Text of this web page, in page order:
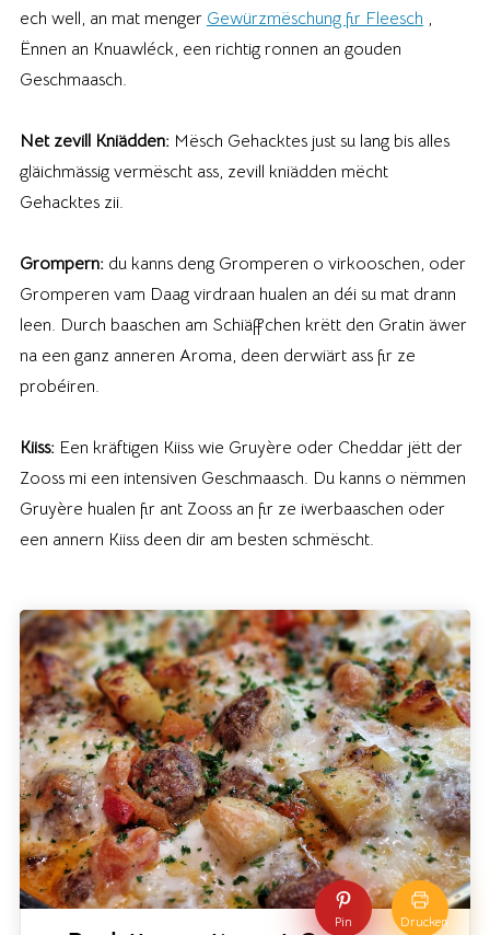
ech well, an mat menger Gewürzmëschung fir Fleesch ,
Ënnen an Knuawléck, een richtig ronnen an gouden
Geschmaasch.
Net zevill Kniädden:Mësch Gehacktes just su lang bis alles
gläichmässig vermëscht ass, zevill kniädden mëcht
Gehacktes zii.
Grompern:du kanns deng Gromperen o virkooschen, oder
Gromperen vam Daag virdraan hualen an déi su mat drann
leen. Durch baaschen am Schiäffchen krëtt den Gratin äwer
na een ganz anneren Aroma, deen derwiärt ass fir ze
probéiren.
Kiiss:Een kräftigen Kiiss wie Gruyère oder Cheddar jëtt der
Zooss mi een intensiven Geschmaasch. Du kanns o nëmmen
Gruyère hualen fir ant Zooss an fir ze iwerbaaschen oder
een annern Kiiss deen dir am besten schmëscht.
Pin Drucken